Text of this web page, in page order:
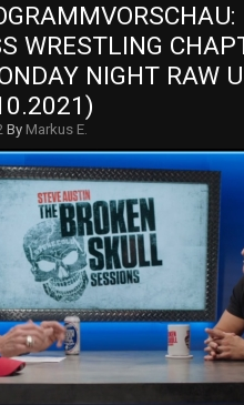
WRESTLING
NIGHT RAW
By Markus E.